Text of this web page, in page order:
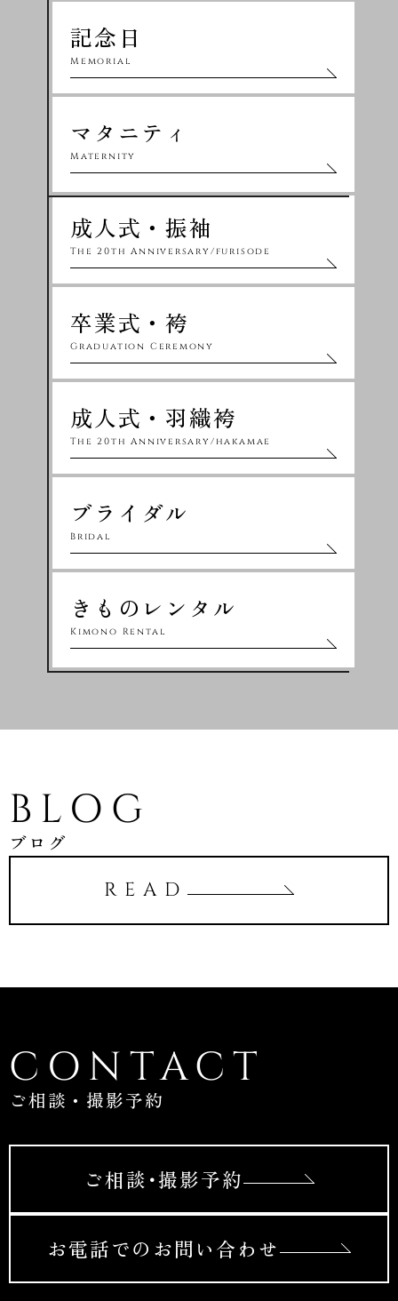
成人式・振袖
The 20th Anniversary/furisode
卒業式・袴
Graduation Ceremony
記念日
Memorial
成人式・羽織袴
The 20th Anniversary/hakamae
マタニティ
Maternity
ブライダル
Bridal
きものレンタル
Kimono Rental
BLOG
ブログ
READ
CONTACT
ご相談・撮影予約
ご相談･撮影予約
お電話でのお問い合わせ